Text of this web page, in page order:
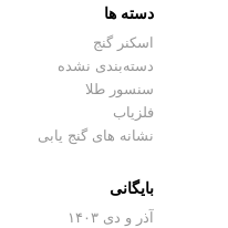
دسته ها
اسکنر گنج
دسته‌بندی نشده
سنسور طلا
فلزیاب
نشانه های گنج یابی
بایگانی
آذر و دی ۱۴۰۳